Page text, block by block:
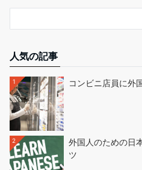
人気の記事
1 コンビニ店員に外
2
外国人のための日
ツ